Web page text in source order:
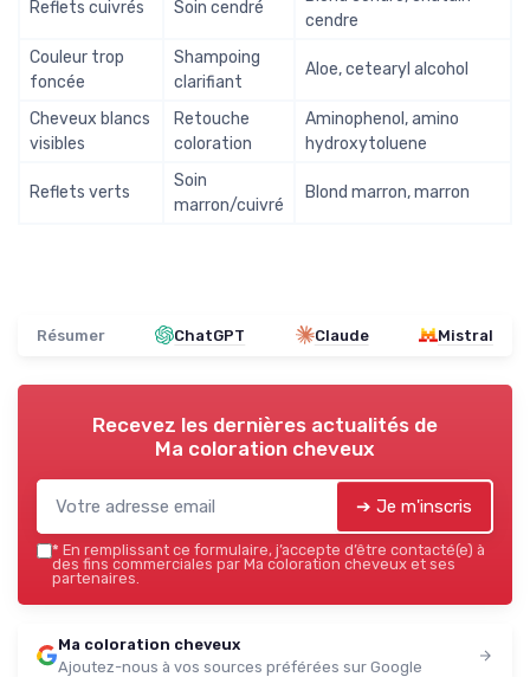
Reflets cuivrés Soin cendré
cendre
Couleur trop
foncée
Shampoing
clarifiant
Aloe, cetearyl alcohol
Cheveux blancs
visibles
Retouche
coloration
Aminophenol, amino
hydroxytoluene
Reflets verts
Soin
marron/cuivré
Blond marron, marron
Résumer ChatGPT Claude Mistral
Recevez les dernières actualités de
Ma coloration cheveux
➔ Je m'inscris
* En remplissant ce formulaire, j’accepte d’être contacté(e) à
des fins commerciales par Ma coloration cheveux et ses
partenaires.
Ma coloration cheveux
Ajoutez-nous à vos sources préférées sur Google